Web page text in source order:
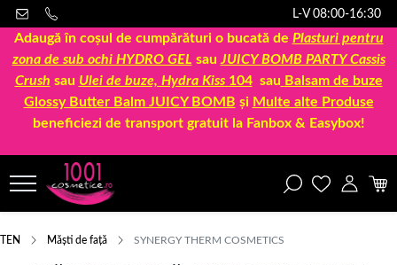
L-V 08:00-16:30
Adaugă în coșul de cumpărături o bucată de Plasturi pentru
zona de sub ochi HYDRO GEL sau JUICY BOMB PARTY Cassis
Crush sau Ulei de buze, Hydra Kiss 104sau Balsam de buze
Glossy Butter Balm JUICY BOMB și Multe alte Produse
beneficiezi de transport gratuit la Fanbox & Easybox!
TEN Măști de față SYNERGY THERM COSMETICS